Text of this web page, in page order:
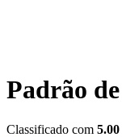
Padrão
Classificado com 5.00